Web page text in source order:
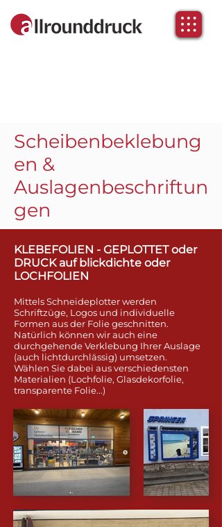
Scheibenbeklebung
en &
Auslagenbeschriftun
gen
KLEBEFOLIEN - GEPLOTTET oder
DRUCK auf blickdichte oder
LOCHFOLIEN
Mittels Schneideplotter werden
Schriftzüge, Logos und individuelle
Formen aus der Folie geschnitten.​
Natürlich können wir auch eine
durchgehende Verklebung Ihrer Auslage
(auch lichtdurchlässig) umsetzen.
Wählen Sie dabei aus verschiedensten
Materialien (Lochfolie, Glasdekorfolie,
transparente Folie...)